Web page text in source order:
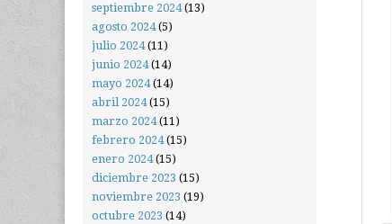
septiembre 2024(13)
agosto 2024(5)
julio 2024(11)
junio 2024(14)
mayo 2024(14)
abril 2024(15)
marzo 2024(11)
febrero 2024(15)
enero 2024(15)
diciembre 2023 (15)
noviembre 2023 (19)
octubre 2023 (14)